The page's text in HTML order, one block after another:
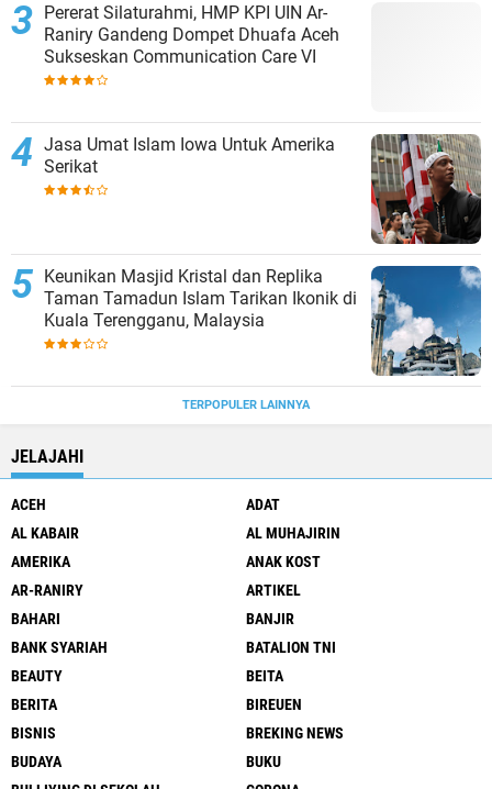
Pererat Silaturahmi, HMP KPI UIN Ar-
Raniry Gandeng Dompet Dhuafa Aceh
Sukseskan Communication Care VI
Jasa Umat Islam Iowa Untuk Amerika
Serikat
Keunikan Masjid Kristal dan Replika
Taman Tamadun Islam Tarikan Ikonik di
Kuala Terengganu, Malaysia
TERPOPULER LAINNYA
JELAJAHI
ACEH
ADAT
AL KABAIR
AL MUHAJIRIN
AMERIKA
ANAK KOST
AR-RANIRY
ARTIKEL
BAHARI
BANJIR
BANK SYARIAH
BATALION TNI
BEAUTY
BEITA
BERITA
BIREUEN
BISNIS
BREKING NEWS
BUDAYA
BUKU